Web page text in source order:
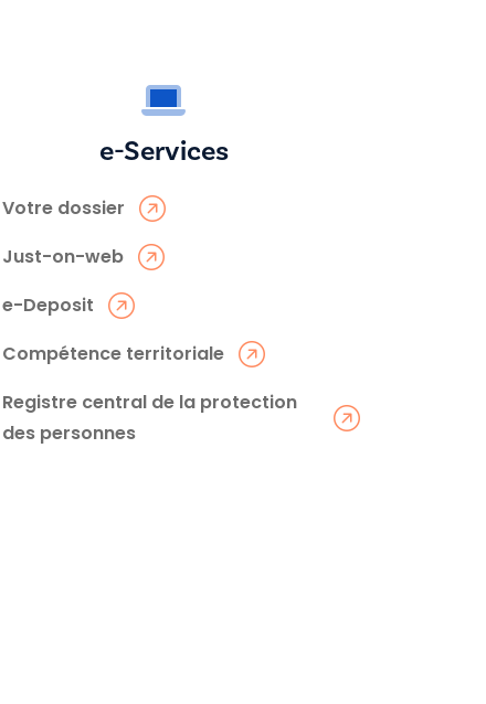
e-Services
Votre dossier
Just-on-web
e-Deposit
Compétence territoriale
Registre central de la protection
des personnes